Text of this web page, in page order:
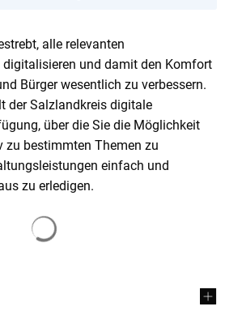
alle relevanten
und damit den Komfort
Bürger wesentlich zu verbessern.
der Salzlandkreis digitale
über die Sie die Möglichkeit
zu bestimmten Themen zu
einfach und
zu erledigen.